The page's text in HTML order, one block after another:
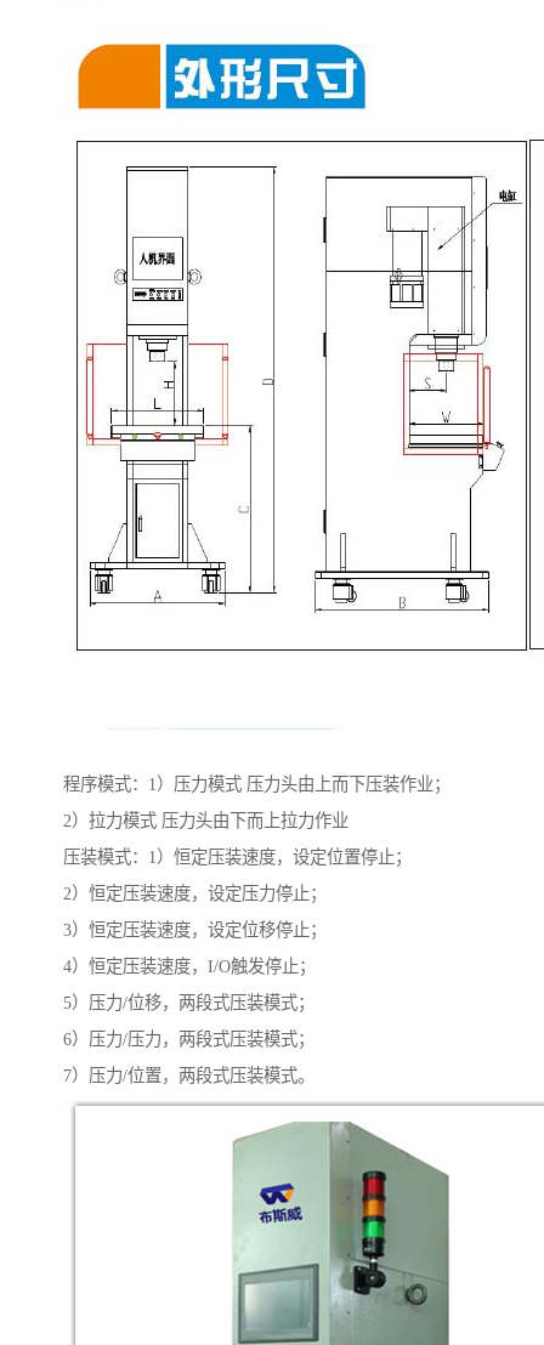
程序模式：1）压力模式 压力头由上而下压装作业；
2）拉力模式 压力头由下而上拉力作业
压装模式：1）恒定压装速度，设定位置停止；
2）恒定压装速度，设定压力停止；
3）恒定压装速度，设定位移停止；
4）恒定压装速度，I/O触发停止；
5）压力/位移，两段式压装模式；
6）压力/压力，两段式压装模式；
7）压力/位置，两段式压装模式。